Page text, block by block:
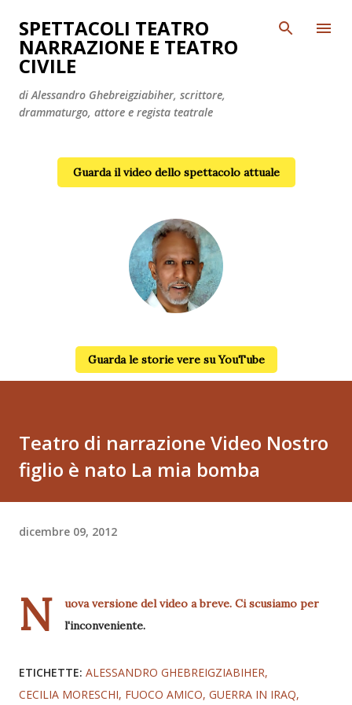
Passa ai contenuti principali
SPETTACOLI TEATRO
NARRAZIONE E TEATRO
CIVILE
di Alessandro Ghebreigziabiher, scrittore,
drammaturgo, attore e regista teatrale
Guarda il video dello spettacolo attuale
Guarda le storie vere su YouTube
Teatro di narrazione Video Nostro
figlio è nato La mia bomba
dicembre 09, 2012
N
uova versione del video a breve. Ci scusiamo per
l'inconveniente.
ETICHETTE: ALESSANDRO GHEBREIGZIABIHER
CECILIA MORESCHI FUOCO AMICO GUERRA IN IRAQ